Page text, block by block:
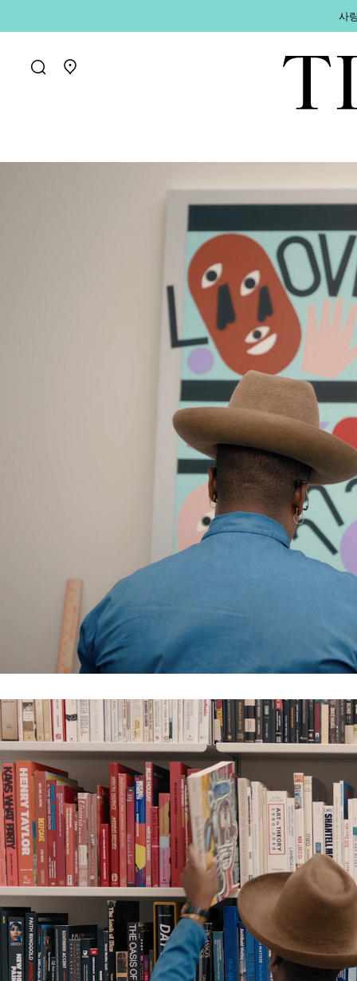
사
매장 찾기로 가기
티파니™ 세팅
티파니 다이아몬드 전문가와의상담을 예약하